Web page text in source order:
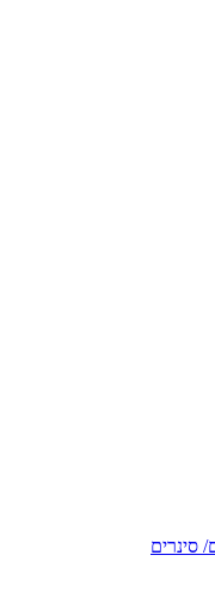
סינרים